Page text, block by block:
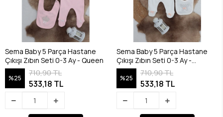
Sema Baby 5 Parça Hastane
Çıkışı Zıbın Seti 0-3 Ay - Queen
%25
710,90 TL
533,18 TL
Sema Baby 5 Parça Hastane
Çıkışı Zıbın Seti 0-3 Ay -
Butterfly
%25
710,90 TL
533,18 TL